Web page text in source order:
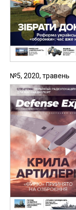
№5, 2020, травень